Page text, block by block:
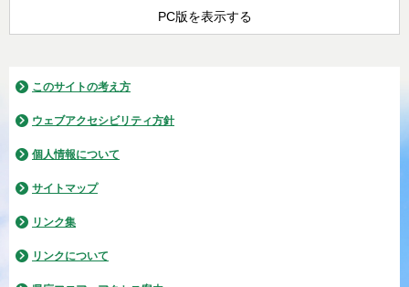
PC版を表示する
このサイトの考え方
ウェブアクセシビリティ方針
個人情報について
サイトマップ
リンク集
リンクについて